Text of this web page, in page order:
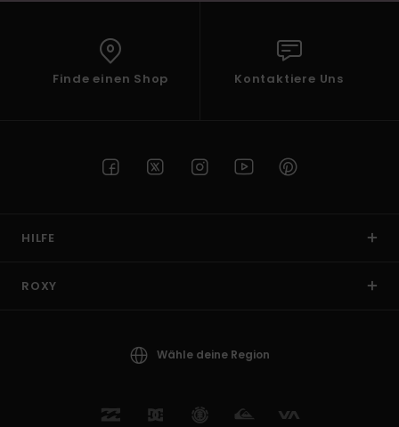
Finde einen Shop Kontaktiere Uns
HILFE
ROXY
Wähle deine Region